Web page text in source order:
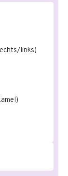
links)